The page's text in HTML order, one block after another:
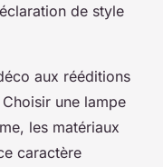
de style
aux rééditions
une lampe
les matériaux
caractère